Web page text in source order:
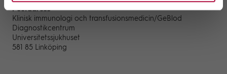
Postadress
Klinisk immunologi och transfusionsmedicin/GeBlod
Diagnostikcentrum
Universitetssjukhuset
581 85 Linköping